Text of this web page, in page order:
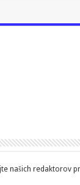
našich redaktorov